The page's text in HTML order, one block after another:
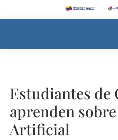
Estudiantes de
aprenden
Artificial